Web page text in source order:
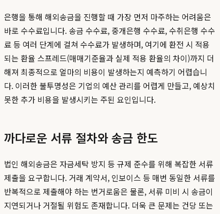
은행을 통해 해외송금을 진행할 때 가장 먼저 마주하는 어려움은
바로 수수료입니다. 송금 수수료, 중개은행 수수료, 수취은행 수수
료 등 여러 단계에 걸쳐 수수료가 발생하며, 여기에 환전 시 적용
되는 환율 스프레드(매매기준율과 실제 적용 환율의 차이)까지 더
해져 최종적으로 얼마의 비용이 발생하는지 예측하기 어렵습니
다. 이러한 불투명성은 기업의 예산 관리를 어렵게 만들고, 예상치
못한 추가 비용을 발생시키는 주된 요인입니다.
까다로운 서류 절차와 송금 한도
법인 해외송금은 자금세탁 방지 등 규제 준수를 위해 복잡한 서류
제출을 요구합니다. 거래 계약서, 인보이스 등 매번 동일한 서류를
반복적으로 제출해야 하는 번거로움은 물론, 서류 미비 시 송금이
지연되거나 거절될 위험도 존재합니다. 더욱 큰 문제는 건당 또는